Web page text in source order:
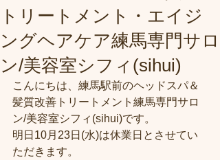
トリートメント・エイジ
ングヘアケア練馬専門サロ
ン/美容室シフィ(sihui)
こんにちは、練馬駅前のヘッドスパ＆
髪質改善トリートメント練馬専門サロ
ン/美容室シフィ(sihui)です。
明日10月23日(水)は休業日とさせてい
ただきます。